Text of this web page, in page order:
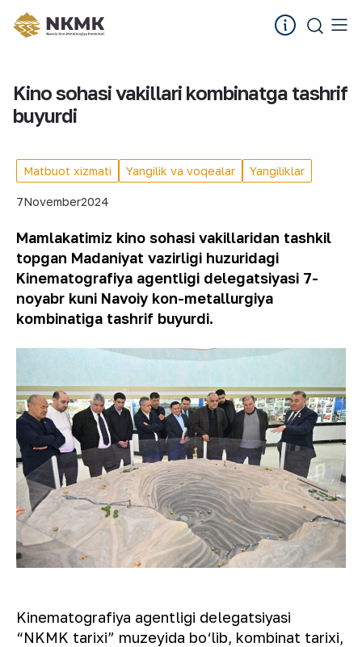
Kino sohasi vakillari kombinatga tashrif
buyurdi
Matbuot xizmati Yangilik va voqealar Yangiliklar
7November2024
Mamlakatimiz kino sohasi vakillaridan tashkil
topgan Madaniyat vazirligi huzuridagi
Kinematografiya agentligi delegatsiyasi 7-
noyabr kuni Navoiy kon-metallurgiya
kombinatiga tashrif buyurdi.
Kinematografiya agentligi delegatsiyasi
“NKMK tarixi” muzeyida bo‘lib, kombinat tarixi,